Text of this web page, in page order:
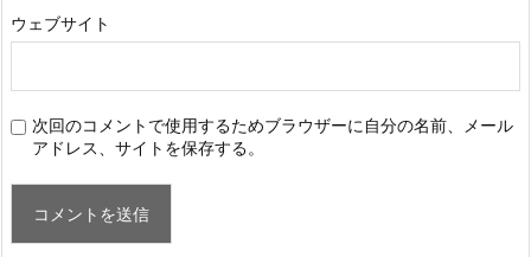
ウェブサイト
次回のコメントで使用するためブラウザーに自分の名前、メール
アドレス、サイトを保存する。